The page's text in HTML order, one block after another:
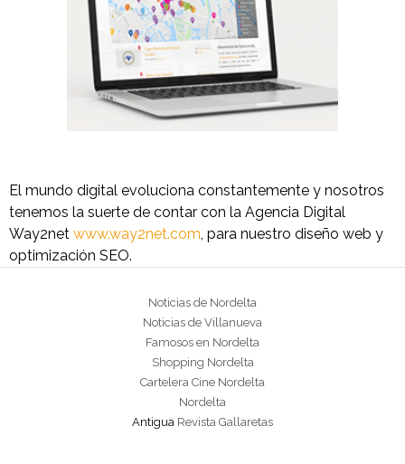
El mundo digital evoluciona constantemente y nosotros
tenemos la suerte de contar con la Agencia Digital
Way2net www.way2net.com, para nuestro diseño web y
optimización SEO.
Noticias de Nordelta
Noticias de Villanueva
Famosos en Nordelta
Shopping Nordelta
Cartelera Cine Nordelta
Nordelta
Antigua Revista Gallaretas